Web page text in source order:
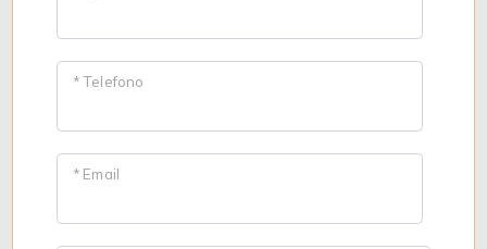
* Telefono
* Email